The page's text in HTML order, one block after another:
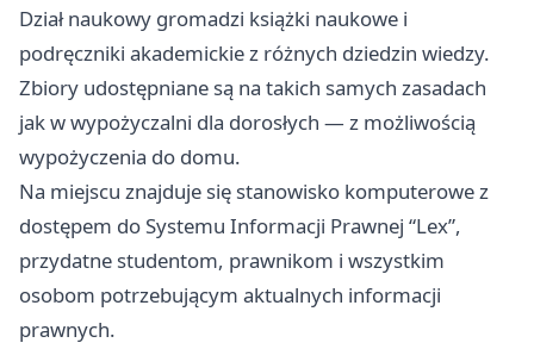
Dział naukowy gromadzi książki naukowe i
podręczniki akademickie z różnych dziedzin wiedzy.
Zbiory udostępniane są na takich samych zasadach
jak w wypożyczalni dla dorosłych — z możliwością
wypożyczenia do domu.
Na miejscu znajduje się stanowisko komputerowe z
dostępem do Systemu Informacji Prawnej “Lex”,
przydatne studentom, prawnikom i wszystkim
osobom potrzebującym aktualnych informacji
prawnych.